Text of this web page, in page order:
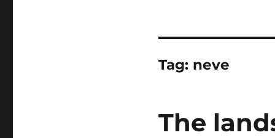
Tag: neve
The